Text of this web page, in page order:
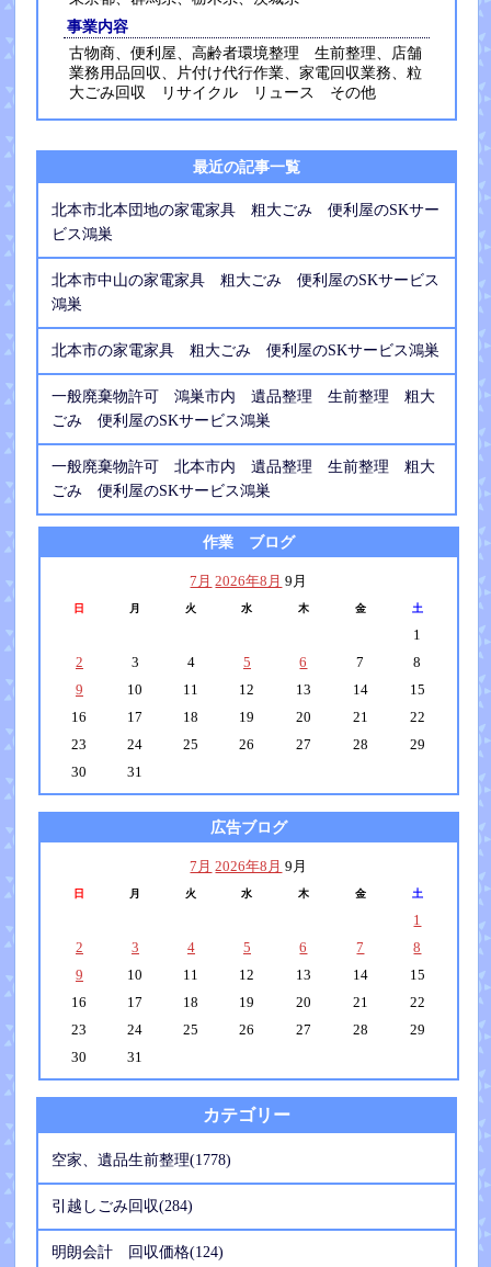
事業内容
古物商、便利屋、高齢者環境整理 生前整理、店舗
業務用品回収、片付け代行作業、家電回収業務、粒
大ごみ回収 リサイクル リュース その他
最近の記事一覧
北本市北本団地の家電家具 粗大ごみ 便利屋のSKサー
ビス鴻巣
北本市中山の家電家具 粗大ごみ 便利屋のSKサービス
鴻巣
北本市の家電家具 粗大ごみ 便利屋のSKサービス鴻巣
一般廃棄物許可 鴻巣市内 遺品整理 生前整理 粗大
ごみ 便利屋のSKサービス鴻巣
一般廃棄物許可 北本市内 遺品整理 生前整理 粗大
ごみ 便利屋のSKサービス鴻巣
作業 ブログ
7月 2026年8月 9月
日 月 火 水 木 金 土
1
2
3 4 5 6 7
8
9
10 11 12 13 14
15
16
17 18 19 20 21
22
23
24 25 26 27 28
29
30
31
広告ブログ
7月 2026年8月 9月
日 月 火 水 木 金 土
1
2
3 4 5 6 7
8
9
10 11 12 13 14
15
16
17 18 19 20 21
22
23
24 25 26 27 28
29
30
31
カテゴリー
空家、遺品生前整理(1778)
引越しごみ回収(284)
明朗会計 回収価格(124)